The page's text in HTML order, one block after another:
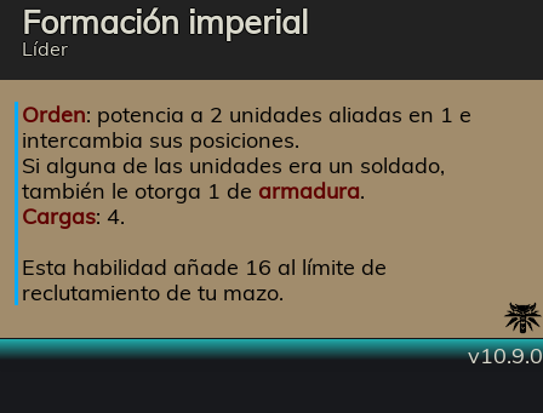
Formación imperial
Líder
Orden: potencia a 2 unidades aliadas en 1 e
intercambia sus posiciones.
Si alguna de las unidades era un soldado,
también le otorga 1 de armadura.
Cargas: 4.
Esta habilidad añade 16 al límite de
reclutamiento de tu mazo.
v10.9.0